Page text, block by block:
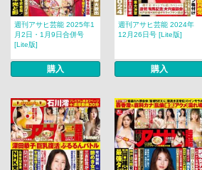
週刊アサヒ芸能 2025年1
月2日・1月9日合併号
[Lite版]
購入
週刊アサヒ芸能 2024年
12月26日号 [Lite版]
購入